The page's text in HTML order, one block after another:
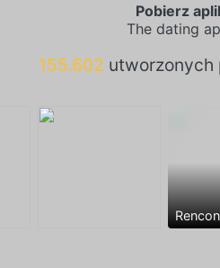
Pobierz
The dating
155.602 utworzonych